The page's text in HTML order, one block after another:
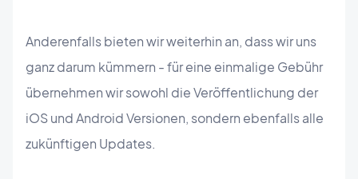
Anderenfalls bieten wir weiterhin an, dass wir uns
ganz darum kümmern - für eine einmalige Gebühr
übernehmen wir sowohl die Veröffentlichung der
iOS und Android Versionen, sondern ebenfalls alle
zukünftigen Updates.